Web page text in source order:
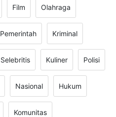
Film Olahraga
Pemerintah Kriminal
Selebritis Kuliner Polisi
Nasional Hukum
Komunitas